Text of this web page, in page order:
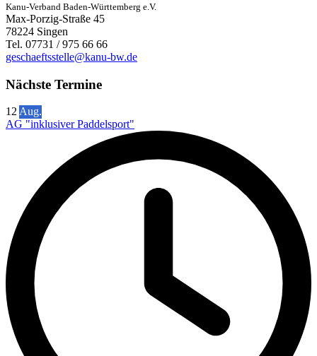
Kanu-Verband Baden-Württemberg e.V.
Max-Porzig-Straße 45
78224 Singen
Tel. 07731 / 975 66 66
geschaeftsstelle@kanu-bw.de
Nächste Termine
12 Aug.
AG "inklusiver Paddelsport"